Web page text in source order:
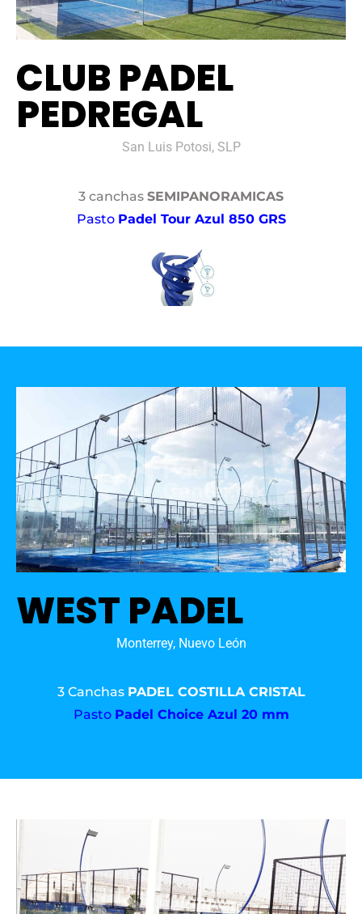
CLUB PADEL
PEDREGAL
San Luis Potosi, SLP
3 canchas SEMIPANORAMICAS
Pasto Padel Tour Azul 850 GRS
WEST PADEL
Monterrey, Nuevo León
3 Canchas PADEL COSTILLA CRISTAL
Pasto Padel Choice Azul 20 mm